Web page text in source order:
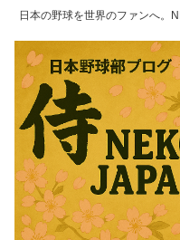
日本の野球を世界のファンへ。